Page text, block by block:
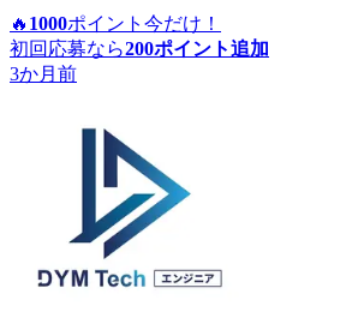
🔥 1000ポイント 今だけ！
初回応募なら200ポイント追加
3か月前